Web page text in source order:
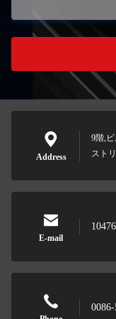
Address
9階,
スト
E-mail